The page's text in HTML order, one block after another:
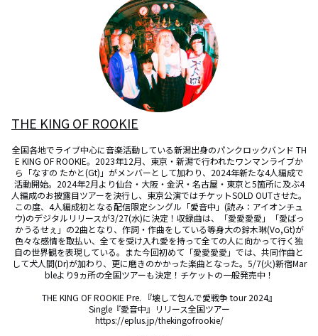
THE KING OF ROOKIE
全国各地でライブ中心に音楽活動している新潟出身のパンクロックバンド TH
E KING OF ROOKIE。2023年12月、東京・新潟で行われたワンマンライブか
ら「なすの たかと(Gt)」がメンバーとして加わり、2024年新たな4人編成で
活動開始。2024年2月より仙台・大阪・金沢・名古屋・東京と5箇所に及ぶ4
人編成のお披露目ツアーを決行し、東京公演ではチケットSOLD OUTさせた。
この度、4人編成初となる配信限定シングル「愛音中」(読み：アイオンチュ
ウ)のデジタルリリースが3/27(水)に決定！収録曲は、「愛愛愛愛」「愛ばっ
かうるせぇ」の2曲となり、作詞・作曲をしている等身大の鈴木琳(Vo,Gt)が
色々な感情を取払い、全てを受け入れ愛を持って全ての人に向かって行く独
自の世界観を表現している。また今回初めて「愛愛愛愛」では、共同作曲と
して犬人間(Dr)が加わり、更に磨きのかかった楽曲となった。5/7(火)新宿Mar
bleより9ヵ所の全国ツアーも決定！チケットの一般発売中！
THE KING OF ROOKIE Pre. 『壊して包んで愛戦争 tour 2024』
Single『愛音中』リリース全国ツアー
https://eplus.jp/thekingofrookie/